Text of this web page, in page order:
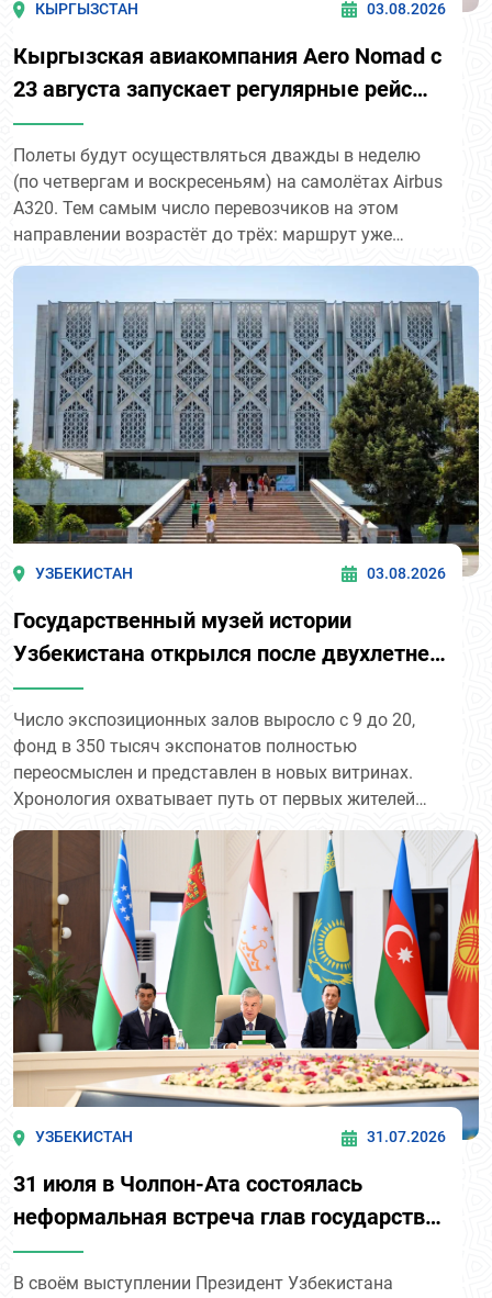
КЫРГЫЗСТАН 03.08.2026
Кыргызская авиакомпания Aero Nomad с
23 августа запускает регулярные рейсы
по маршруту «Бишкек – Ташкент».
Полеты будут осуществляться дважды в неделю
(по четвергам и воскресеньям) на самолётах Airbus
A320. Тем самым число перевозчиков на этом
направлении возрастёт до трёх: маршрут уже
обслуживают Centrum Air и Uzbekistan Airways. В
прямых рейсов из Бишкека в Самарканд и Ургенч.
УЗБЕКИСТАН 03.08.2026
Государственный музей истории
Узбекистана открылся после двухлетней
реконструкции — и теперь входит в
список объектов Всемирного наследия
ЮНЕСКО в составе «Ташкентского
модернизма».
Число экспозиционных залов выросло с 9 до 20,
фонд в 350 тысяч экспонатов полностью
переосмыслен и представлен в новых витринах.
Хронология охватывает путь от первых жителей
Центральной Азии — артефактов пещеры Сельунгур
и останков неандертальца из Тешикташа — до
эпохи Нового Узбекистана. Среди жемчужин
коллекции — экспонаты Кушанской империи из
Фаязтепа и Каратепа, фрагменты росписей
Афрасиаба, коллекции монет Саманидов и
Тимуридов, а также артефакты эпохи Второй
мировой войны и советского периода, впервые
представленные как отдельные тематические
блоки.
УЗБЕКИСТАН 31.07.2026
31 июля в Чолпон-Ата состоялась
неформальная встреча глав государств
Центральной Азии и Азербайджана с
участием президентов Узбекистана,
В своём выступлении Президент Узбекистана